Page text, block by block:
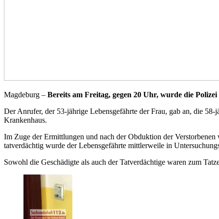
Magdeburg – Bereits am Freitag, gegen 20 Uhr, wurde die
Der Anrufer, der 53-jährige Lebensgefährte der Frau, gab an, die
Krankenhaus.
Im Zuge der Ermittlungen und nach der Obduktion der
tatverdächtig wurde der Lebensgefährte mittlerweile in
Sowohl die Geschädigte als auch der Tatverdächtige waren zum